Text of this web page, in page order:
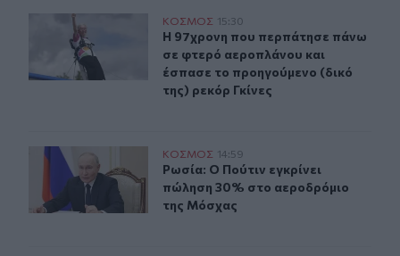
Η 97χρονη που περπάτησε πάνω σε φτερό αεροπλάνου
ΚΟΣΜΟΣ 15:30
Η 97χρονη που περπάτησε πάνω σε
Η 97χρονη που περπάτησε πάνω
σε φτερό αεροπλάνου και
έσπασε το προηγούμενο (δικό
της) ρεκόρ Γκίνες
Ρωσία: Ο Πούτιν εγκρίνει πώληση 30% στο
ΚΟΣΜΟΣ 14:59
Ρωσία: Ο Πούτιν εγκρίνει πώληση
Ρωσία: Ο Πούτιν εγκρίνει
πώληση 30% στο αεροδρόμιο
της Μόσχας